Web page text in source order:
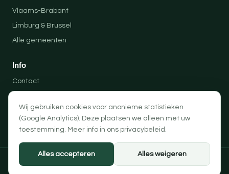
Vlaams-Brabant
Limburg & Brussel
Alle gemeenten
Info
Contact
Privacybeleid
Algemene voorwaarden
Wij gebruiken cookies voor anonieme statistieken
(Google Analytics). Deze plaatsen we alleen met uw
toestemming. Meer info in ons privacybeleid .
Alles accepteren Alles weigeren